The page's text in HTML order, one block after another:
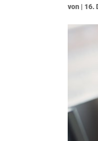
von | 16.